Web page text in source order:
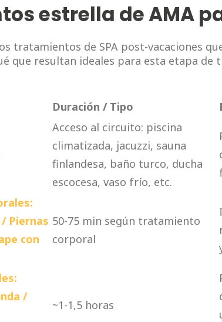
estrella de AMA
tratamientos de SPA post-vacaciones
que resultan ideales para esta etapa de
Duración / Tipo
Acceso al circuito: piscina
climatizada, jacuzzi, sauna
finlandesa, baño turco, ducha
escocesa, vaso frío, etc.
Piernas
con
50-75 min según tratamiento
corporal
/
~1-1,5 horas